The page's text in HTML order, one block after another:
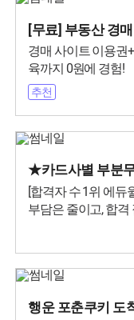
[무료] 부동산 경
경매 사이트 이용권
육까지 0원에 경험!
추천
★카드사별 부분
[합격자 수 1위 에듀
부담은 줄이고, 합격
행운 포춘쿠키 도